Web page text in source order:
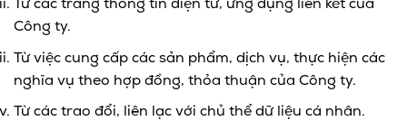
Từ các trang thông tin điện tử, ứng dụng liên kết của
Công ty.
Từ việc cung cấp các sản phẩm, dịch vụ, thực hiện các
nghĩa vụ theo hợp đồng, thỏa thuận của Công ty.
Từ các trao đổi, liên lạc với chủ thể dữ liệu cá nhân.